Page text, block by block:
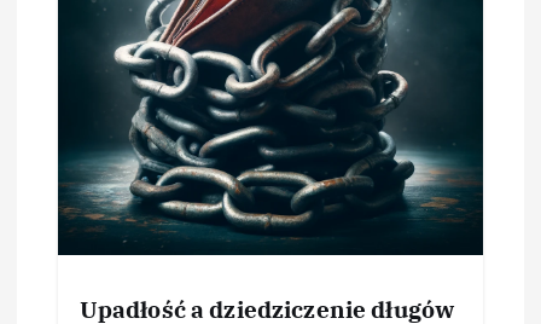
Upadłość a dziedziczenie długów